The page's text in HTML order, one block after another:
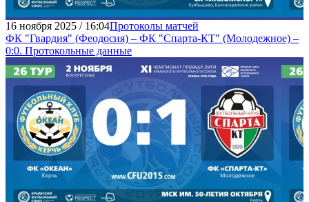
16 ноября 2025 / 16:04Протоколы матчей
ФК "Гвардия" (Феодосия) – ФК "Спарта-КТ" (Молодежное) –
0:0. Протокольные данные